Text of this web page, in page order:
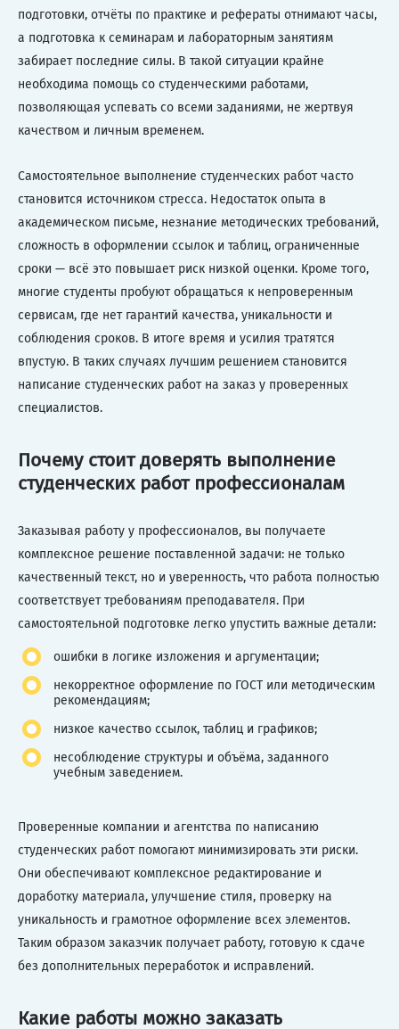
подготовки, отчёты по практике и рефераты отнимают часы,
а подготовка к семинарам и лабораторным занятиям
забирает последние силы. В такой ситуации крайне
необходима помощь со студенческими работами,
позволяющая успевать со всеми заданиями, не жертвуя
качеством и личным временем.
Самостоятельное выполнение студенческих работ часто
становится источником стресса. Недостаток опыта в
академическом письме, незнание методических требований,
сложность в оформлении ссылок и таблиц, ограниченные
сроки — всё это повышает риск низкой оценки. Кроме того,
многие студенты пробуют обращаться к непроверенным
сервисам, где нет гарантий качества, уникальности и
соблюдения сроков. В итоге время и усилия тратятся
впустую. В таких случаях лучшим решением становится
написание студенческих работ на заказ у проверенных
специалистов.
Почему стоит доверять выполнение
студенческих работ профессионалам
Заказывая работу у профессионалов, вы получаете
комплексное решение поставленной задачи: не только
качественный текст, но и уверенность, что работа полностью
соответствует требованиям преподавателя. При
самостоятельной подготовке легко упустить важные детали:
ошибки в логике изложения и аргументации;
некорректное оформление по ГОСТ или методическим
рекомендациям;
низкое качество ссылок, таблиц и графиков;
несоблюдение структуры и объёма, заданного
учебным заведением.
Проверенные компании и агентства по написанию
студенческих работ помогают минимизировать эти риски.
Они обеспечивают комплексное редактирование и
доработку материала, улучшение стиля, проверку на
уникальность и грамотное оформление всех элементов.
Таким образом заказчик получает работу, готовую к сдаче
без дополнительных переработок и исправлений.
Какие работы можно заказать